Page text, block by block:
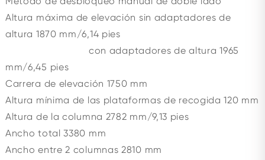
Altura máxima de elevación sin adaptadores de
altura 1870 mm/6,14 pies
con adaptadores de altura 1965
mm/6,45 pies
Carrera de elevación 1750 mm
Altura mínima de las plataformas de recogida 120 mm
Altura de la columna 2782 mm/9,13 pies
Ancho total 3380 mm
Ancho entre 2 columnas 2810 mm